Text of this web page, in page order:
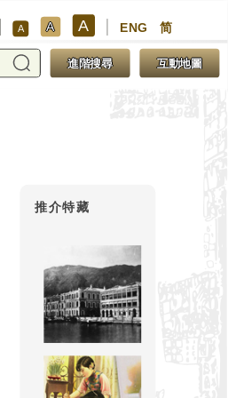
A A A ENG 简
進階搜尋 互動地圖
推介特藏